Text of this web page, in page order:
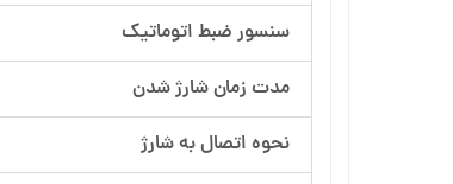
سنسور ضبط اتوماتیک
مدت زمان شارژ شدن
نحوه اتصال به شارژ